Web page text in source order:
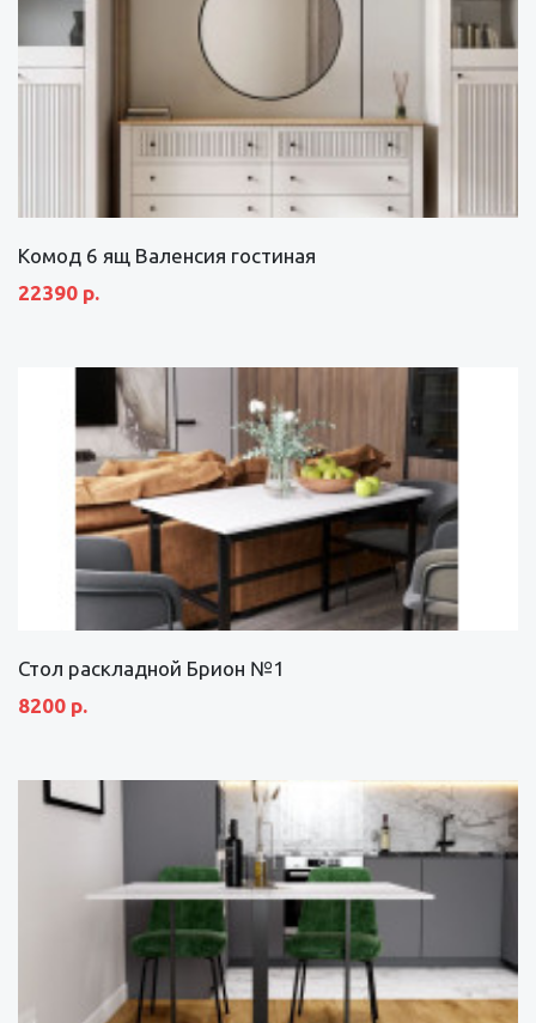
Комод 6 ящ Валенсия гостиная
22390 р.
Стол раскладной Брион №1
8200 р.